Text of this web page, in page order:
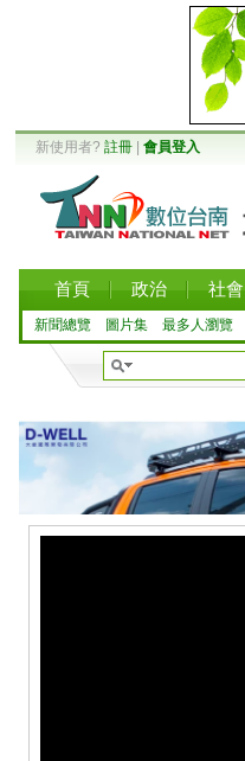
新使用者? 註冊 會員登入
首頁 政治 社會
新聞總覽 圖片集 最多人瀏覽